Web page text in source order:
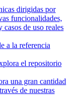
dirigidas por
funcionalidades,
casos de uso reales
a la referencia
el repositorio
una gran cantidad
de nuestras